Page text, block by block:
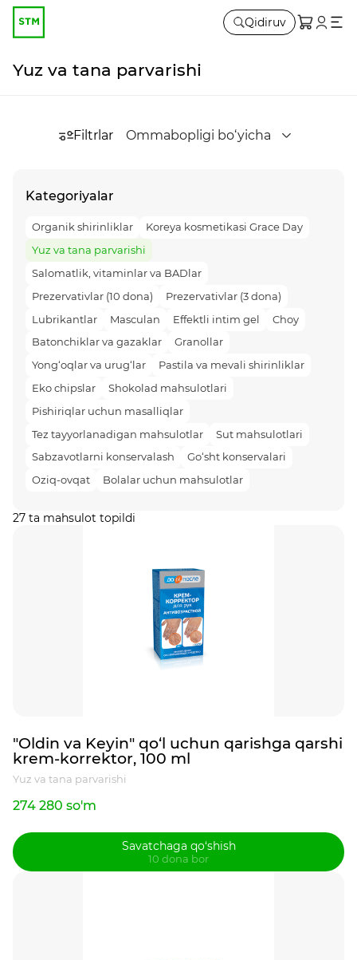
Qidiruv
Yuz va tana parvarishi
Filtrlar Ommabopligi bo‘yicha
"Oldin va Keyin" qo‘l uchun qarishga qarshi
krem-korrektor, 100 ml
Yuz va tana parvarishi
274 280 so'm
Savatchaga qo‘shish
10 dona bor
27 ta mahsulot topildi
Kategoriyalar
Organik shirinliklar
Koreya kosmetikasi Grace Day
Yuz va tana parvarishi
Salomatlik, vitaminlar va BADlar
Prezervativlar (10 dona)
Prezervativlar (3 dona)
Lubrikantlar
Masculan Effektli intim gel
Choy
Batonchiklar va gazaklar
Granollar
Yong‘oqlar va urug‘lar
Pastila va mevali shirinliklar
Eko chipslar
Shokolad mahsulotlari
Pishiriqlar uchun masalliqlar
Tez tayyorlanadigan mahsulotlar
Sut mahsulotlari
Sabzavotlarni konservalash
Go‘sht konservalari
Oziq-ovqat
Bolalar uchun mahsulotlar